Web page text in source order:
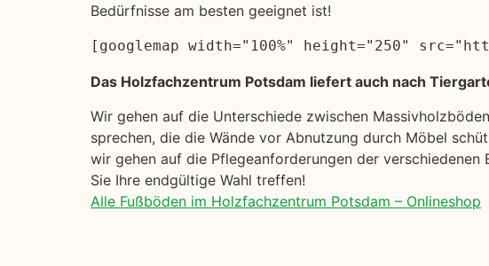
Bedürfnisse am besten geeignet ist!
[googlemap width="100%" height="250"
Das Holzfachzentrum Potsdam liefert auch nach
Wir gehen auf die Unterschiede zwischen
sprechen, die die Wände vor Abnutzung durch Möbel
wir gehen auf die Pflegeanforderungen der
Sie Ihre endgültige Wahl treffen!
Alle Fußböden im Holzfachzentrum Potsdam – Onlineshop